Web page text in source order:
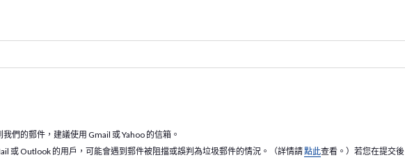
們的郵件，建議使用 Gmail 或 Yahoo 的信箱。
或 Outlook 的用戶，可能會遇到郵件被阻擋或誤判為垃圾郵件的情況。（詳情請點此查看。）若您在提交後